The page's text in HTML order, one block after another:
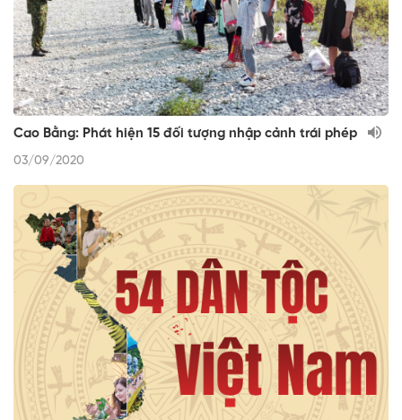
Cao Bằng: Phát hiện 15 đối tượng nhập cảnh trái phép
03/09/2020